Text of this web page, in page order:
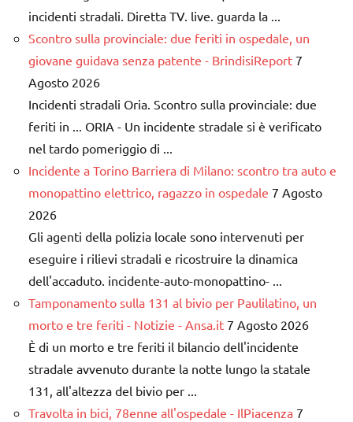
incidenti stradali. Diretta TV. live. guarda la ...
Scontro sulla provinciale: due feriti in ospedale, un
giovane guidava senza patente - BrindisiReport 7
Agosto 2026
Incidenti stradali Oria. Scontro sulla provinciale: due
feriti in ... ORIA - Un incidente stradale si è verificato
nel tardo pomeriggio di ...
Incidente a Torino Barriera di Milano: scontro tra auto e
monopattino elettrico, ragazzo in ospedale 7 Agosto
2026
Gli agenti della polizia locale sono intervenuti per
eseguire i rilievi stradali e ricostruire la dinamica
dell'accaduto. incidente-auto-monopattino- ...
Tamponamento sulla 131 al bivio per Paulilatino, un
morto e tre feriti - Notizie - Ansa.it 7 Agosto 2026
È di un morto e tre feriti il bilancio dell'incidente
stradale avvenuto durante la notte lungo la statale
131, all'altezza del bivio per ...
Travolta in bici, 78enne all'ospedale - IlPiacenza 7